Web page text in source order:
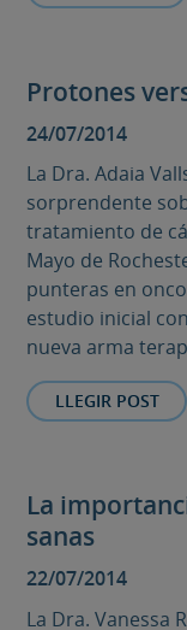
Protones
24/07/2014
La Dra. Adaia
sorprendente
tratamiento de
Mayo de
punteras en
estudio inicial
nueva arma
LLEGIR POST
La
sanas
22/07/2014
La Dra. Vanessa